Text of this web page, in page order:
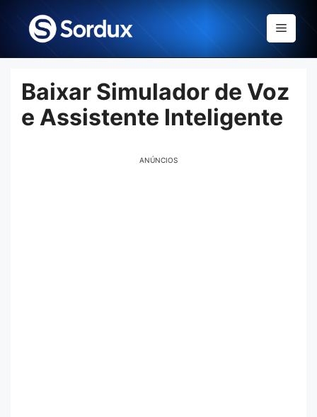
content
Menu
Baixar Simulador de Voz
e Assistente Inteligente
ANÚNCIOS